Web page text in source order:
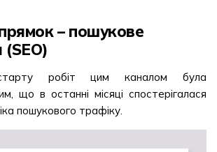
– пошукове
старту робіт цим каналом була
що в останні місяці спостерігалася
пошукового трафіку.